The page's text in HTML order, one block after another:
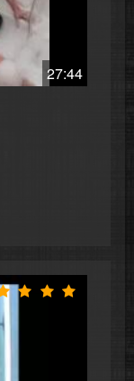
27:44